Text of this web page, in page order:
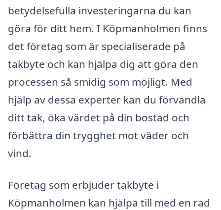
betydelsefulla investeringarna du kan
göra för ditt hem. I Köpmanholmen finns
det företag som är specialiserade på
takbyte och kan hjälpa dig att göra den
processen så smidig som möjligt. Med
hjälp av dessa experter kan du förvandla
ditt tak, öka värdet på din bostad och
förbättra din trygghet mot väder och
vind.
Företag som erbjuder takbyte i
Köpmanholmen kan hjälpa till med en rad